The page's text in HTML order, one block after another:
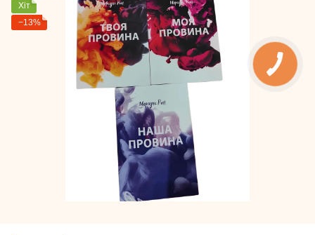
Хіт
−13%